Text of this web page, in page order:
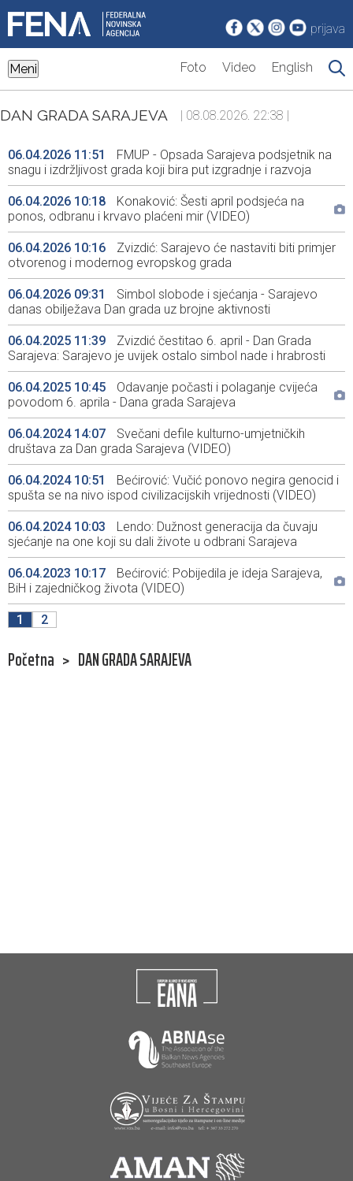
prijava
Meni Foto Video English
DAN GRADA SARAJEVA | 08.08.2026. 22:38 |
06.04.2026 11:51
FMUP - Opsada Sarajeva podsjetnik na
snagu i izdržljivost grada koji bira put izgradnje i razvoja
06.04.2026 10:18
Konaković: Šesti april podsjeća na
ponos, odbranu i krvavo plaćeni mir (VIDEO)
06.04.2026 10:16
Zvizdić: Sarajevo će nastaviti biti primjer
otvorenog i modernog evropskog grada
06.04.2026 09:31
Simbol slobode i sjećanja - Sarajevo
danas obilježava Dan grada uz brojne aktivnosti
06.04.2025 11:39
Zvizdić čestitao 6. april - Dan Grada
Sarajeva: Sarajevo je uvijek ostalo simbol nade i hrabrosti
06.04.2025 10:45
Odavanje počasti i polaganje cvijeća
povodom 6. aprila - Dana grada Sarajeva
06.04.2024 14:07
Svečani defile kulturno-umjetničkih
društava za Dan grada Sarajeva (VIDEO)
06.04.2024 10:51
Bećirović: Vučić ponovo negira genocid i
spušta se na nivo ispod civilizacijskih vrijednosti (VIDEO)
06.04.2024 10:03
Lendo: Dužnost generacija da čuvaju
sjećanje na one koji su dali živote u odbrani Sarajeva
06.04.2023 10:17
Bećirović: Pobijedila je ideja Sarajeva,
BiH i zajedničkog života (VIDEO)
1 2
Početna > DAN GRADA SARAJEVA